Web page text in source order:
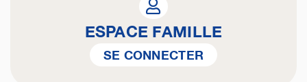
ESPACE FAMILLE
SE CONNECTER